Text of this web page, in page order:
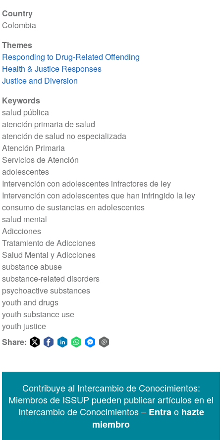
Country
Colombia
Themes
Responding to Drug-Related Offending
Health & Justice Responses
Justice and Diversion
Keywords
salud pública
atención primaria de salud
atención de salud no especializada
Atención Primaria
Servicios de Atención
adolescentes
Intervención con adolescentes infractores de ley
Intervención con adolescentes que han infringido la ley
consumo de sustancias en adolescentes
salud mental
Adicciones
Tratamiento de Adicciones
Salud Mental y Adicciones
substance abuse
substance-related disorders
psychoactive substances
youth and drugs
youth substance use
youth justice
Share:
Messenger
Contribuye al Intercambio de Conocimientos:
Miembros de ISSUP pueden publicar artículos en el
Intercambio de Conocimientos – Entrao hazte
miembro